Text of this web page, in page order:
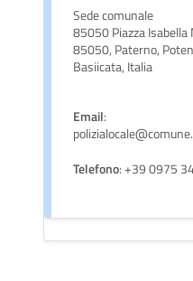
Sede comunale
85050 Piazza Isabella
85050, Paterno,
Basiicata, Italia
Email:
Telefono: +39 0975